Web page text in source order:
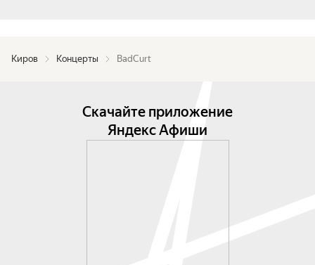
Киров Концерты BadCurt
Скачайте приложение
Яндекс Афиши